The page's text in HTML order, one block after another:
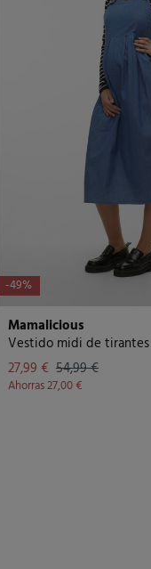
-49%
Mamalicious
27,99 € 54,99 €
Ahorras27,00 €